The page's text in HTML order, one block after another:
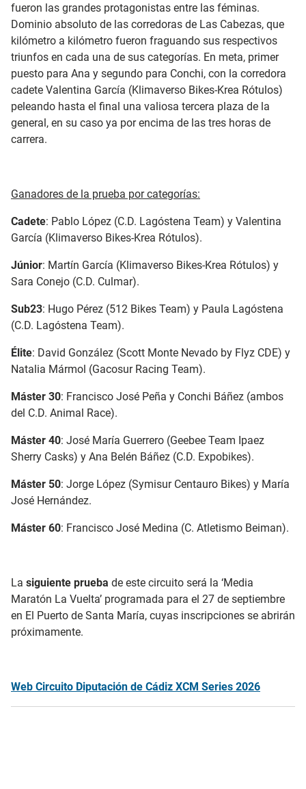
fueron las grandes protagonistas entre las féminas.
Dominio absoluto de las corredoras de Las Cabezas, que
kilómetro a kilómetro fueron fraguando sus respectivos
triunfos en cada una de sus categorías. En meta, primer
puesto para Ana y segundo para Conchi, con la corredora
cadete Valentina García (Klimaverso Bikes-Krea Rótulos)
peleando hasta el final una valiosa tercera plaza de la
general, en su caso ya por encima de las tres horas de
carrera.
Ganadores de la prueba por categorías:
Cadete: Pablo López (C.D. Lagóstena Team) y Valentina
García (Klimaverso Bikes-Krea Rótulos).
Júnior: Martín García (Klimaverso Bikes-Krea Rótulos) y
Sara Conejo (C.D. Culmar).
Sub23: Hugo Pérez (512 Bikes Team) y Paula Lagóstena
(C.D. Lagóstena Team).
Élite: David González (Scott Monte Nevado by Flyz CDE) y
Natalia Mármol (Gacosur Racing Team).
Máster 30: Francisco José Peña y Conchi Báñez (ambos
del C.D. Animal Race).
Máster 40: José María Guerrero (Geebee Team Ipaez
Sherry Casks) y Ana Belén Báñez (C.D. Expobikes).
Máster 50: Jorge López (Symisur Centauro Bikes) y María
José Hernández.
Máster 60: Francisco José Medina (C. Atletismo Beiman).
La siguiente prueba de este circuito será la ‘Media
Maratón La Vuelta’ programada para el 27 de septiembre
en El Puerto de Santa María, cuyas inscripciones se abrirán
próximamente.
Web Circuito Diputación de Cádiz XCM Series 2026